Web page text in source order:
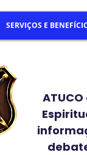
SERVIÇOS E